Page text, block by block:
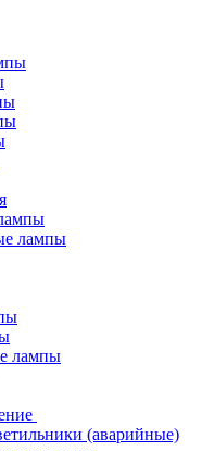
лампы
лампы
(аварийные)